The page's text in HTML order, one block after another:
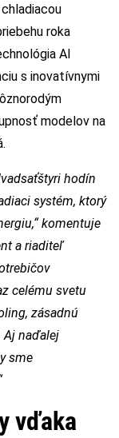
roka
AI
s inovatívnymi
modelov na
hodín
systém, ktorý
komentuje
a riaditeľ
celému svetu
zásadnú
naďalej
sme
vďaka